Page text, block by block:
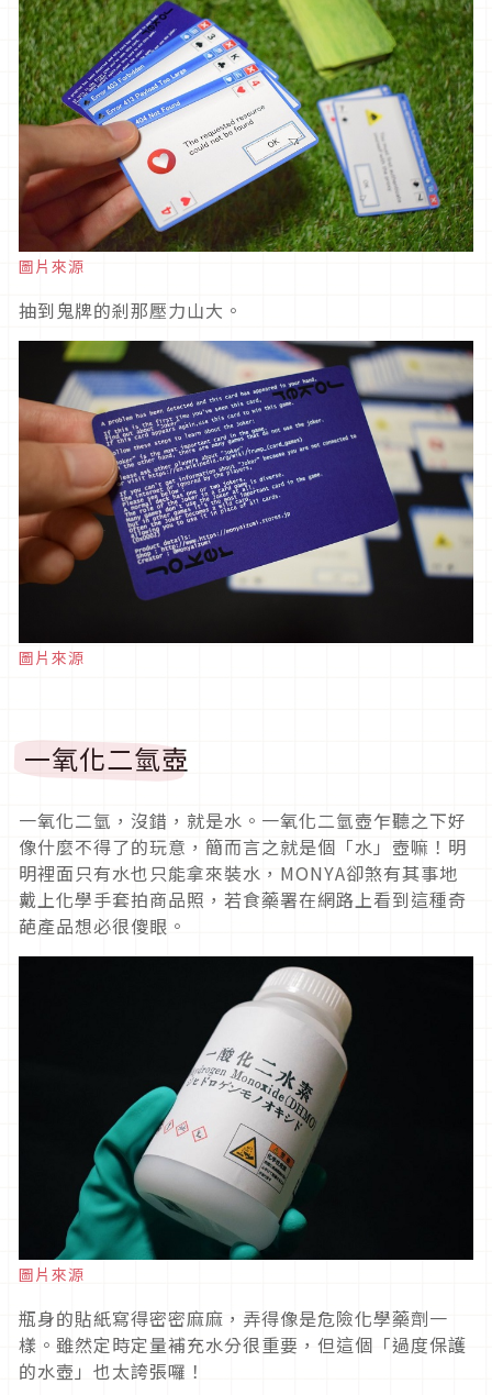
圖片來源
抽到鬼牌的剎那壓力山大。
圖片來源
一氧化二氫壺
一氧化二氫，沒錯，就是水。一氧化二氫壺乍聽之下好
像什麼不得了的玩意，簡而言之就是個「水」壺嘛！明
明裡面只有水也只能拿來裝水，MONYA卻煞有其事地
戴上化學手套拍商品照，若食藥署在網路上看到這種奇
葩產品想必很傻眼。
圖片來源
瓶身的貼紙寫得密密麻麻，弄得像是危險化學藥劑一
樣。雖然定時定量補充水分很重要，但這個「過度保護
的水壺」也太誇張囉！